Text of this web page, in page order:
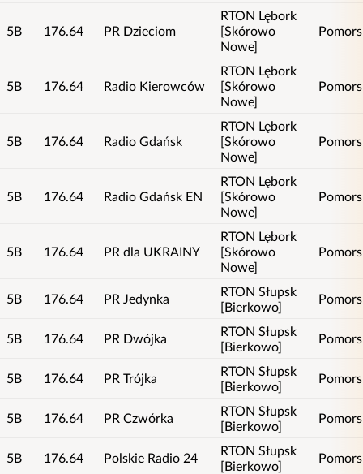
5B 176.64 PR Dzieciom
RTON Lębork
[Skórowo
Nowe]
5B 176.64 Radio Kierowców
RTON Lębork
[Skórowo
Nowe]
5B 176.64 Radio Gdańsk
RTON Lębork
[Skórowo
Nowe]
5B 176.64 Radio Gdańsk EN
RTON Lębork
[Skórowo
Nowe]
5B 176.64 PR dla UKRAINY
RTON Lębork
[Skórowo
Nowe]
5B 176.64 PR Jedynka
RTON Słupsk
[Bierkowo]
5B 176.64 PR Dwójka
RTON Słupsk
[Bierkowo]
5B 176.64 PR Trójka
RTON Słupsk
[Bierkowo]
5B 176.64 PR Czwórka
RTON Słupsk
[Bierkowo]
5B 176.64 Polskie Radio 24
RTON Słupsk
[Bierkowo]